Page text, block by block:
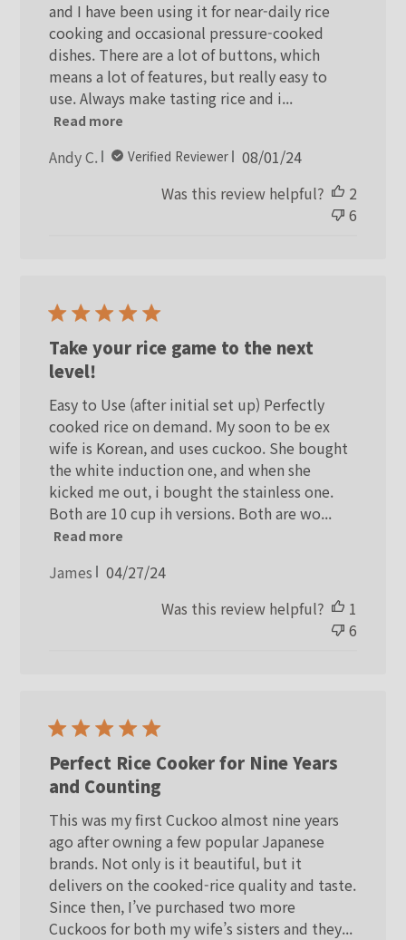
and I have been using it for near-daily rice
cooking and occasional pressure-cooked
dishes. There are a lot of buttons, which
means a lot of features, but really easy to
use. Always make tasting rice and i...
Read more
Andy C. Verified Reviewer
Published
08/01/24
Was this review helpful?
2
6
Take your rice game to the next
level!
Easy to Use (after initial set up) Perfectly
cooked rice on demand. My soon to be ex
wife is Korean, and uses cuckoo. She bought
the white induction one, and when she
kicked me out, i bought the stainless one.
Both are 10 cup ih versions. Both are wo...
Read more
James
Published
04/27/24
Was this review helpful?
1
6
Perfect Rice Cooker for Nine Years
and Counting
This was my first Cuckoo almost nine years
ago after owning a few popular Japanese
brands. Not only is it beautiful, but it
delivers on the cooked-rice quality and taste.
Since then, I’ve purchased two more
Cuckoos for both my wife’s sisters and they...